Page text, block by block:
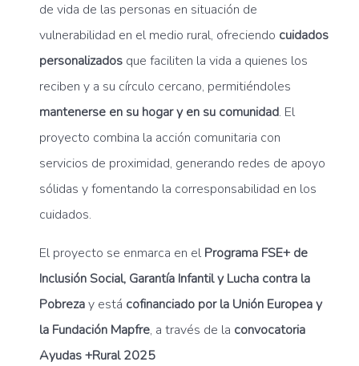
de vida de las personas en situación de
vulnerabilidad en el medio rural, ofreciendo cuidados
personalizados que faciliten la vida a quienes los
reciben y a su círculo cercano, permitiéndoles
mantenerse en su hogar y en su comunidad. El
proyecto combina la acción comunitaria con
servicios de proximidad, generando redes de apoyo
sólidas y fomentando la corresponsabilidad en los
cuidados.
El proyecto se enmarca en el Programa FSE+ de
Inclusión Social, Garantía Infantil y Lucha contra la
Pobrezay está cofinanciado por la Unión Europea y
la Fundación Mapfre, a través de la convocatoria
Ayudas +Rural 2025